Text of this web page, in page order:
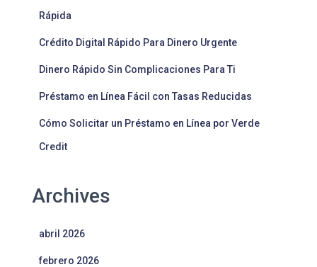
Rápida
Crédito Digital Rápido Para Dinero Urgente
Dinero Rápido Sin Complicaciones Para Ti
Préstamo en Línea Fácil con Tasas Reducidas
Cómo Solicitar un Préstamo en Línea por Verde
Credit
Archives
abril 2026
febrero 2026